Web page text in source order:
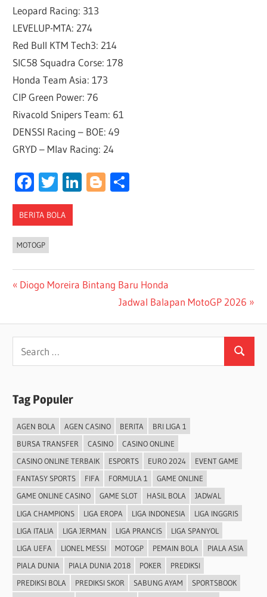
Leopard Racing: 313
LEVELUP-MTA: 274
Red Bull KTM Tech3: 214
SIC58 Squadra Corse: 178
Honda Team Asia: 173
CIP Green Power: 76
Rivacold Snipers Team: 61
DENSSI Racing – BOE: 49
GRYD – Mlav Racing: 24
Facebook
Twitter
LinkedIn
Blogger
BERITA BOLA
MOTOGP
Post
Previous
Diogo Moreira Bintang Baru Honda
Next
Jadwal Balapan MotoGP 2026
Search
Tag Populer
AGEN BOLA AGEN CASINO BERITA
BRI LIGA 1
BURSA TRANSFER
CASINO
CASINO ONLINE
CASINO ONLINE TERBAIK
ESPORTS EURO 2024
EVENT GAME
FANTASY SPORTS
FIFA FORMULA 1
GAME ONLINE
GAME ONLINE CASINO
GAME SLOT HASIL BOLA
JADWAL
LIGA CHAMPIONS
LIGA EROPA LIGA INDONESIA
LIGA INGGRIS
LIGA ITALIA
LIGA JERMAN LIGA PRANCIS
LIGA SPANYOL
LIGA UEFA
LIONEL MESSI MOTOGP PEMAIN BOLA
PIALA ASIA
PIALA DUNIA
PIALA DUNIA 2018 POKER
PREDIKSI
PREDIKSI BOLA
PREDIKSI SKOR SABUNG AYAM
SPORTSBOOK